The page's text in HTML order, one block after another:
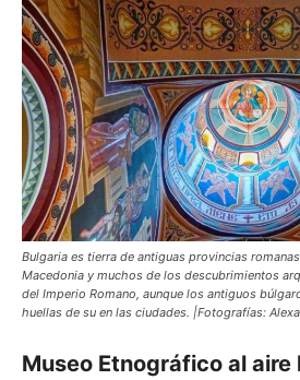
Bulgaria es tierra de antiguas provincias
Macedonia y muchos de los descubrimientos
del Imperio Romano, aunque los antiguos
huellas de su en las ciudades. |Fotografías:
Museo Etnográfico al aire